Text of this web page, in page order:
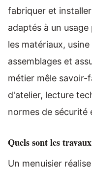
fabriquer et
adaptés à un
les matériaux,
assemblages et
métier mêle savoir-
d'atelier, lecture
normes de
Quels sont les
Un menuisier